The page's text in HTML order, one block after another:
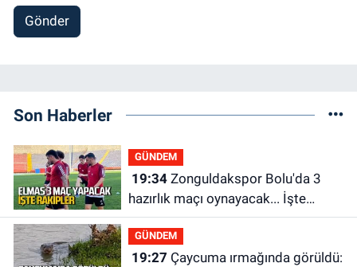
Gönder
Son Haberler
GÜNDEM
19:34Zonguldakspor Bolu'da 3
hazırlık maçı oynayacak... İşte
rakipler...
GÜNDEM
19:27